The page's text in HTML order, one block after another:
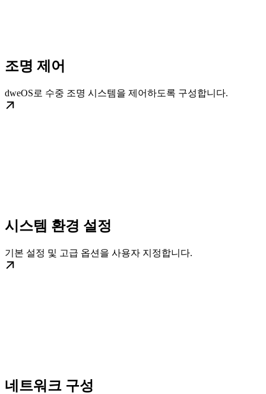
조명 제어
dweOS로 수중 조명 시스템을 제어하도록 구성합니다.
시스템 환경 설정
기본 설정 및 고급 옵션을 사용자 지정합니다.
네트워크 구성